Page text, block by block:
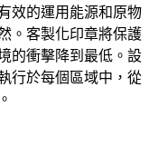
效的運用能源和原物
。客製化印章將保護
的衝擊降到最低。設
行於每個區域中，從